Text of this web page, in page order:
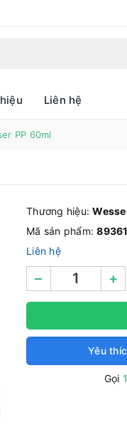
Liên hệ
PP 60ml
Thương hiệu:
Mã sản phẩm:
Liên hệ
– +
Yêu
Gọi